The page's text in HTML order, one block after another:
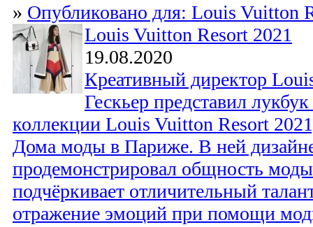
» Опубликовано для: Louis Vuitton
Louis Vuitton Resort 2021
19.08.2020
Креативный директор
Гескьер представил
коллекции Louis Vuitton Resort
Дома моды в Париже. В ней
продемонстрировал общность
подчёркивает отличительный
отражение эмоций при помощи